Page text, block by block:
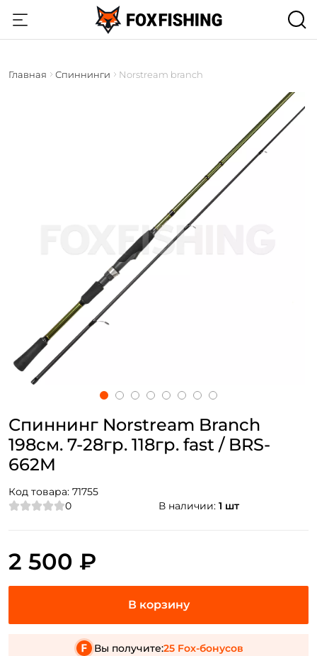
Главная Спиннинги Norstream branch
Спиннинг Norstream Branch
198см. 7-28гр. 118гр. fast / BRS-
662M
Код товара: 71755
0
В наличии: 1 шт
2 500 ₽
Вы получите:25 Fox-бонусов